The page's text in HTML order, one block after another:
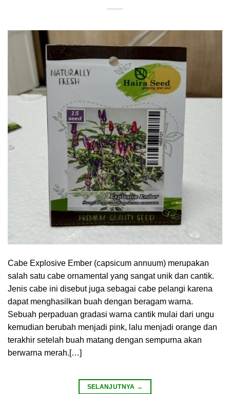
Cabe Explosive Ember (capsicum annuum) merupakan
salah satu cabe ornamental yang sangat unik dan cantik.
Jenis cabe ini disebut juga sebagai cabe pelangi karena
dapat menghasilkan buah dengan beragam warna.
Sebuah perpaduan gradasi warna cantik mulai dari ungu
kemudian berubah menjadi pink, lalu menjadi orange dan
terakhir setelah buah matang dengan sempurna akan
berwarna merah.[…]
SELANJUTNYA →